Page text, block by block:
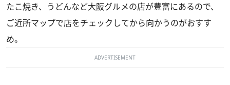
たこ焼き、うどんなど大阪グルメの店が豊富にあるので、
ご近所マップで店をチェックしてから向かうのがおすす
め。
ADVERTISEMENT